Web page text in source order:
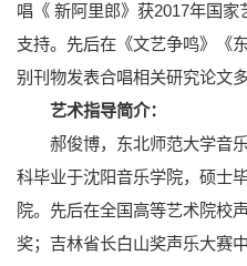
唱《 新阿里郎》获2017年国
支持。先后在《文艺争鸣》《
别刊物发表合唱相关研究论文多
艺术指导简介：
郝俊博，东北师范大学音乐
科毕业于沈阳音乐学院，硕士
院。先后在全国高等艺术院校
奖；吉林省长白山奖声乐大赛